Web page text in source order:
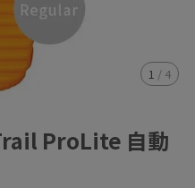
1 / 4
ProLite 自動